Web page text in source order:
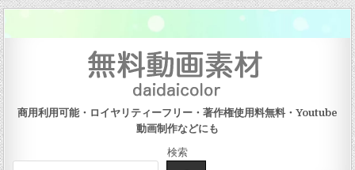
Skip to content
商用利用可能・ロイヤリティーフリー・著作権使用料無料・Youtube
動画制作などにも
検索